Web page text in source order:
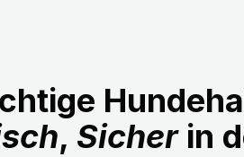
, Sicherin